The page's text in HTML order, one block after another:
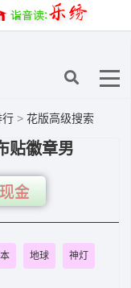
行 > 花版高级搜索
贴徽章男
金
地球 神灯